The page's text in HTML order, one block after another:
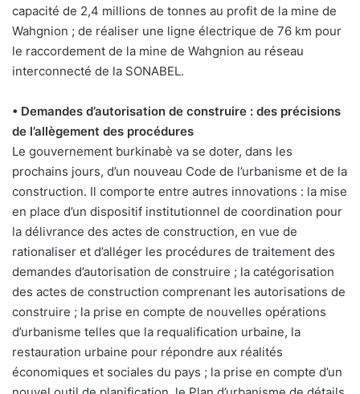
capacité de 2,4 millions de tonnes au profit de la mine de
Wahgnion ; de réaliser une ligne électrique de 76 km pour
le raccordement de la mine de Wahgnion au réseau
interconnecté de la SONABEL.
• Demandes d’autorisation de construire : des précisions
de l’allègement des procédures
Le gouvernement burkinabè va se doter, dans les
prochains jours, d’un nouveau Code de l’urbanisme et de la
construction. Il comporte entre autres innovations : la mise
en place d’un dispositif institutionnel de coordination pour
la délivrance des actes de construction, en vue de
rationaliser et d’alléger les procédures de traitement des
demandes d’autorisation de construire ; la catégorisation
des actes de construction comprenant les autorisations de
construire ; la prise en compte de nouvelles opérations
d’urbanisme telles que la requalification urbaine, la
restauration urbaine pour répondre aux réalités
économiques et sociales du pays ; la prise en compte d’un